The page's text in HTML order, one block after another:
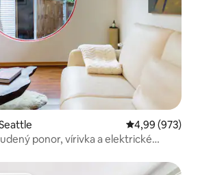
Priemerné
4,99 (973)
ponor, vírivka a elektrické